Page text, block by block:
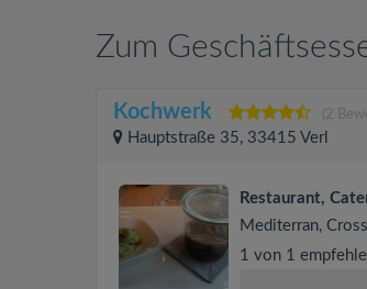
Zum
Kochwerk (2
Hauptstraße 35, 33415 Verl
Restaurant,
Mediterran,
1 von 1